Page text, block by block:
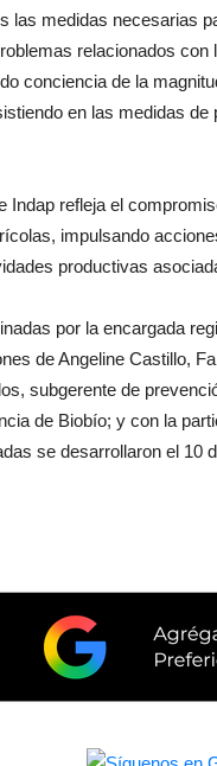
las medidas necesarias
relacionados
conciencia de la
en las medidas
Indap refleja el
impulsando
productivas
por la encargada
de Angeline Castillo,
subgerente de
de Biobío; y con la
se desarrollaron el 10